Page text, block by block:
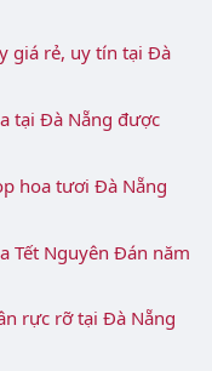
giá rẻ, uy tín tại Đà
tại Đà Nẵng được
hoa tươi Đà Nẵng
Tết Nguyên Đán năm
rực rỡ tại Đà Nẵng